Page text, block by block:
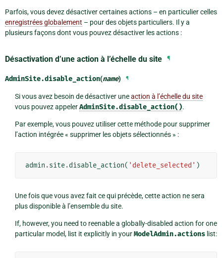
Parfois, vous devez désactiver certaines actions – en particulier celles
enregistrées globalement – pour des objets particuliers. Il y a
plusieurs façons dont vous pouvez désactiver les actions :
Désactivation d’une action à l’échelle du site ¶
AdminSite.disable_action(name) ¶
Si vous avez besoin de désactiver uneaction à l’échelle du site
vous pouvez appelerAdminSite.disable_action().
Par exemple, vous pouvez utiliser cette méthode pour supprimer
l’action intégrée « supprimer les objets sélectionnés » :
admin .site.disable_action( 'delete_selected' )
Une fois que vous avez fait ce qui précède, cette action ne sera
plus disponible à l’ensemble du site.
If, however, you need to reenable a globally-disabled action for one
particular model, list it explicitly in yourModelAdmin.actionslist: